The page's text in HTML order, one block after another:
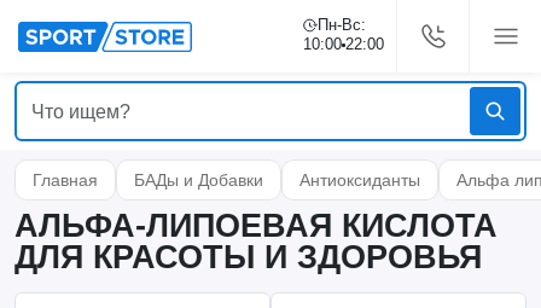
Пн-Вс:
10:00 22:00
Главная БАДы и Добавки Антиоксиданты Альфа
АЛЬФА-ЛИПОЕВАЯ КИСЛОТА
ДЛЯ КРАСОТЫ И ЗДОРОВЬЯ